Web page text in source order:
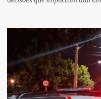
município, mas também de
ampliando significativamente
o Sistema Único de Saúde
Federal tem ampliado
da atenção básica, da
regionalização dos serviços